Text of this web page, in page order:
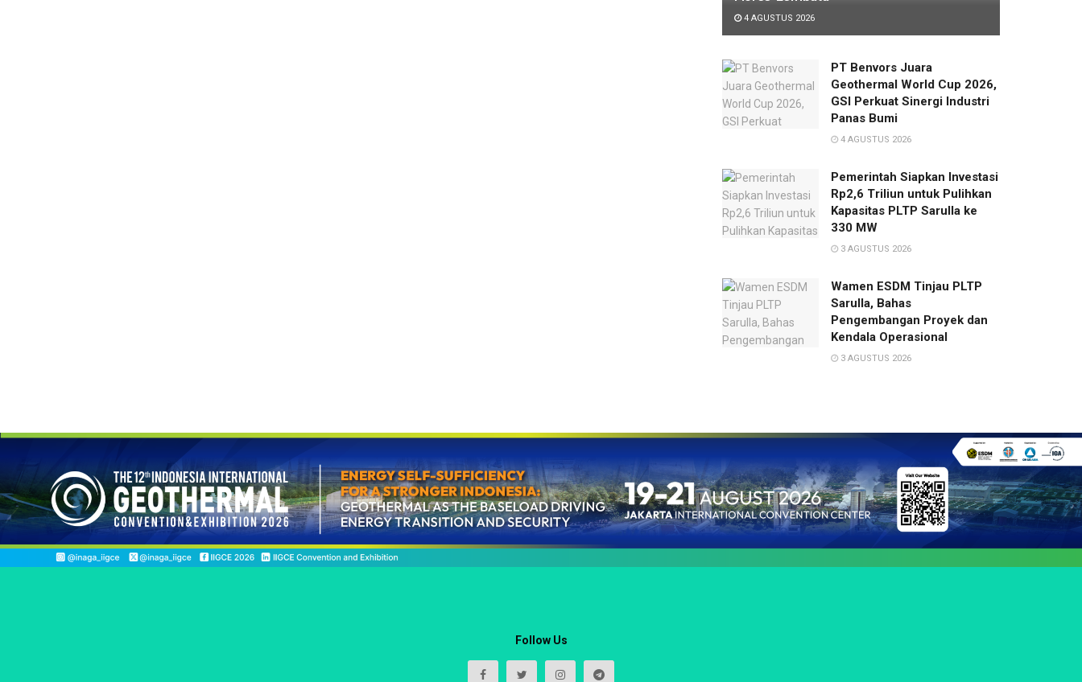
4 AGUSTUS 2026
PT Benvors Juara
Geothermal World Cup 2026,
GSI Perkuat Sinergi Industri
Panas Bumi
4 AGUSTUS 2026
Pemerintah Siapkan Investasi
Rp2,6 Triliun untuk Pulihkan
Kapasitas PLTP Sarulla ke
330 MW
3 AGUSTUS 2026
Wamen ESDM Tinjau PLTP
Sarulla, Bahas
Pengembangan Proyek dan
Kendala Operasional
3 AGUSTUS 2026
Follow Us